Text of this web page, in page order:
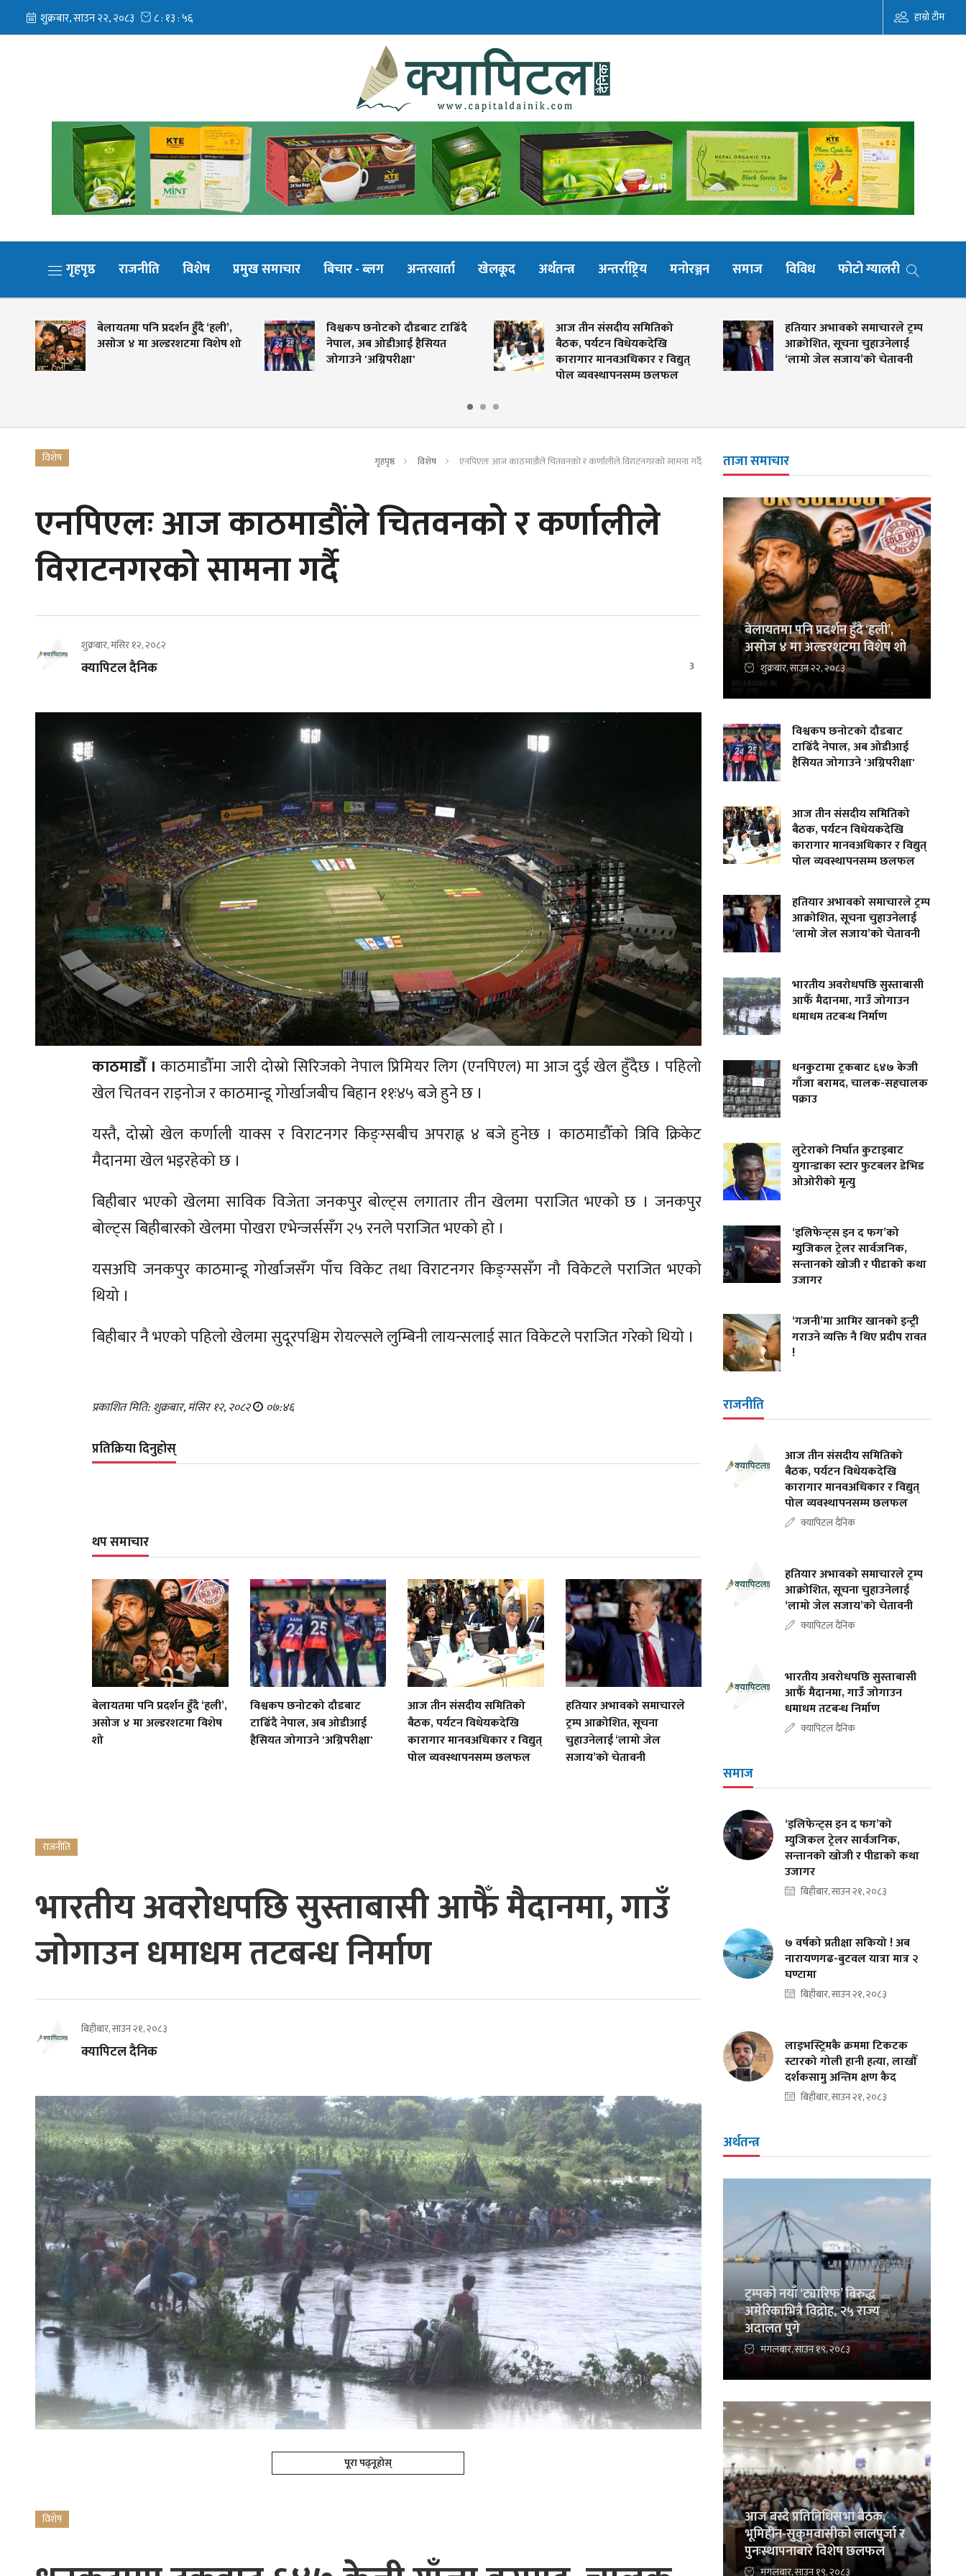
हाम्रो टीम
गृहपृष्ठ राजनीति विशेष प्रमुख समाचार बिचार - ब्लग अन्तरवार्ता खेलकूद अर्थतन्त्र अन्तर्राष्ट्रिय मनोरञ्जन समाज विविध फोटो ग्यालरी
बेलायतमा पनि प्रदर्शन हुँदै ‘हली’,
असोज ४ मा अल्डरशटमा विशेष शो
विश्वकप छनोटको दौडबाट टाढिँदै
नेपाल, अब ओडीआई हैसियत
जोगाउने 'अग्निपरीक्षा'
आज तीन संसदीय समितिको
बैठक, पर्यटन विधेयकदेखि
कारागार मानवअधिकार र विद्युत्
पोल व्यवस्थापनसम्म छलफल
हतियार अभावको समाचारले ट्रम्प
आक्रोशित, सूचना चुहाउनेलाई
‘लामो जेल सजाय’को चेतावनी
विशेष गृहपृष्ठ विशेष एनपिएलः आज काठमाडौंले चितवनको र कर्णालीले विराटनगरको सामना गर्दै
एनपिएलः आज काठमाडौंले चितवनको र कर्णालीले
विराटनगरको सामना गर्दै
शुक्रबार, मंसिर १२, २०८२
क्यापिटल दैनिक 3
काठमाडौँ ।काठमाडौँमा जारी दोस्रो सिरिजको नेपाल प्रिमियर लिग (एनपिएल) मा आज दुई खेल हुँदैछ । पहिलो
खेल चितवन राइनोज र काठमान्डू गोर्खाजबीच बिहान ११ः४५ बजे हुने छ ।
यस्तै, दोस्रो खेल कर्णाली याक्स र विराटनगर किङ्ग्सबीच अपराह्न ४ बजे हुनेछ । काठमाडौँको त्रिवि क्रिकेट
मैदानमा खेल भइरहेको छ ।
बिहीबार भएको खेलमा साविक विजेता जनकपुर बोल्ट्स लगातार तीन खेलमा पराजित भएको छ । जनकपुर
बोल्ट्स बिहीबारको खेलमा पोखरा एभेन्जर्ससँग २५ रनले पराजित भएको हो ।
यसअघि जनकपुर काठमान्डू गोर्खाजसँग पाँच विकेट तथा विराटनगर किङ्ग्ससँग नौ विकेटले पराजित भएको
थियो ।
बिहीबार नै भएको पहिलो खेलमा सुदूरपश्चिम रोयल्सले लुम्बिनी लायन्सलाई सात विकेटले पराजित गरेको थियो ।
प्रकाशित मिति: शुक्रबार, मंसिर १२, २०८२ ०७:४६
प्रतिक्रिया दिनुहोस्
थप समाचार
बेलायतमा पनि प्रदर्शन हुँदै ‘हली’,
असोज ४ मा अल्डरशटमा विशेष
शो
विश्वकप छनोटको दौडबाट
टाढिँदै नेपाल, अब ओडीआई
हैसियत जोगाउने 'अग्निपरीक्षा'
आज तीन संसदीय समितिको
बैठक, पर्यटन विधेयकदेखि
कारागार मानवअधिकार र विद्युत्
पोल व्यवस्थापनसम्म छलफल
हतियार अभावको समाचारले
ट्रम्प आक्रोशित, सूचना
चुहाउनेलाई ‘लामो जेल
सजाय’को चेतावनी
राजनीति
भारतीय अवरोधपछि सुस्ताबासी आफैँ मैदानमा, गाउँ
जोगाउन धमाधम तटबन्ध निर्माण
बिहीबार, साउन २१, २०८३
क्यापिटल दैनिक
पूरा पढ्नूहोस्
विशेष
ताजा समाचार
बेलायतमा पनि प्रदर्शन हुँदै ‘हली’,
असोज ४ मा अल्डरशटमा विशेष शो
शुक्रबार, साउन २२, २०८३
विश्वकप छनोटको दौडबाट
टाढिँदै नेपाल, अब ओडीआई
हैसियत जोगाउने 'अग्निपरीक्षा'
आज तीन संसदीय समितिको
बैठक, पर्यटन विधेयकदेखि
कारागार मानवअधिकार र विद्युत्
पोल व्यवस्थापनसम्म छलफल
हतियार अभावको समाचारले ट्रम्प
आक्रोशित, सूचना चुहाउनेलाई
‘लामो जेल सजाय’को चेतावनी
भारतीय अवरोधपछि सुस्ताबासी
आफैँ मैदानमा, गाउँ जोगाउन
धमाधम तटबन्ध निर्माण
धनकुटामा ट्रकबाट ६४७ केजी
गाँजा बरामद, चालक-सहचालक
पक्राउ
लुटेराको निर्घात कुटाइबाट
युगान्डाका स्टार फुटबलर डेभिड
ओओरीको मृत्यु
‘इलिफेन्ट्स इन द फग’को
म्युजिकल ट्रेलर सार्वजनिक,
सन्तानको खोजी र पीडाको कथा
उजागर
‘गजनी’मा आमिर खानको इन्ट्री
गराउने व्यक्ति नै थिए प्रदीप रावत
!
राजनीति
आज तीन संसदीय समितिको
बैठक, पर्यटन विधेयकदेखि
कारागार मानवअधिकार र विद्युत्
पोल व्यवस्थापनसम्म छलफल
क्यापिटल दैनिक
हतियार अभावको समाचारले ट्रम्प
आक्रोशित, सूचना चुहाउनेलाई
‘लामो जेल सजाय’को चेतावनी
क्यापिटल दैनिक
भारतीय अवरोधपछि सुस्ताबासी
आफैँ मैदानमा, गाउँ जोगाउन
धमाधम तटबन्ध निर्माण
क्यापिटल दैनिक
समाज
‘इलिफेन्ट्स इन द फग’को
म्युजिकल ट्रेलर सार्वजनिक,
सन्तानको खोजी र पीडाको कथा
उजागर
बिहीबार, साउन २१, २०८३
७ वर्षको प्रतीक्षा सकियो ! अब
नारायणगढ-बुटवल यात्रा मात्र २
घण्टामा
बिहीबार, साउन २१, २०८३
लाइभस्ट्रिमकै क्रममा टिकटक
स्टारको गोली हानी हत्या, लाखौँ
दर्शकसामु अन्तिम क्षण कैद
बिहीबार, साउन २१, २०८३
अर्थतन्त्र
ट्रम्पको नयाँ ‘ट्यारिफ’ विरुद्ध
अमेरिकाभित्रै विद्रोह, २५ राज्य
अदालत पुगे
मंगलबार, साउन १९, २०८३
आज बस्दै प्रतिनिधिसभा बैठक,
भूमिहीन-सुकुमवासीको लालपुर्जा र
पुनःस्थापनाबारे विशेष छलफल
मंगलबार, साउन १९, २०८३